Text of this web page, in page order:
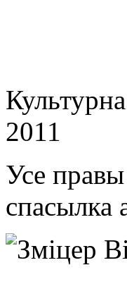
2011
Усе
спасылка